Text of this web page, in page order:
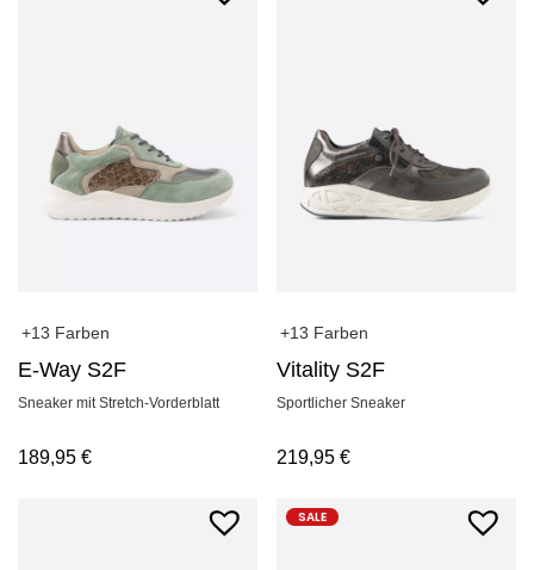
+13 Farben
E-Way S2F
Sneaker mit Stretch-Vorderblatt
189,95 €
+13 Farben
Vitality S2F
Sportlicher Sneaker
219,95€
SALE